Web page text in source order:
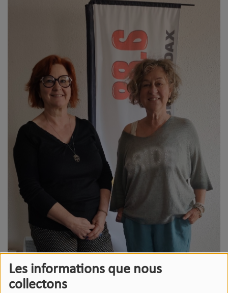
Les informations que nous
collectons